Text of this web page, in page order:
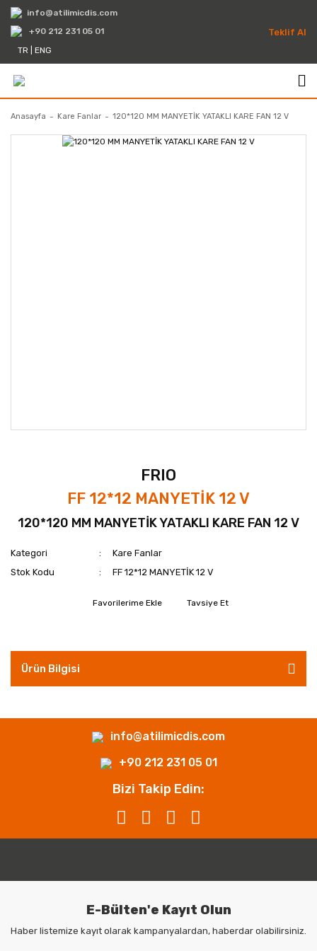
info@atilimicdis.com
+90 212 231 05 01
TR
ENG
Teklif Al
Anasayfa Kare Fanlar 120*120 MM MANYETİK YATAKLI KARE FAN 12 V
FRIO
FF 12*12 MANYETİK 12 V
120*120 MM MANYETİK YATAKLI KARE FAN 12 V
Kategori
Kare Fanlar
Stok Kodu
FF 12*12 MANYETİK 12 V
Tavsiye Et
Ürün Bilgisi
info@atilimicdis.com
+90 212 231 05 01
Bizi Takip Edin:
E-Bülten'e Kayıt Olun
Haber listemize kayıt olarak kampanyalardan, haberdar olabilirsiniz.